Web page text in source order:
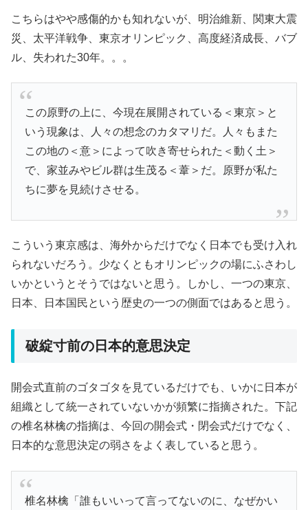
こちらはやや感傷的かも知れないが、明治維新、関東大震
災、太平洋戦争、東京オリンピック、高度経済成長、バブ
ル、失われた30年。。。
この原野の上に、今現在展開されている＜東京＞と
いう現象は、人々の想念のカタマリだ。人々もまた
この地の＜意＞によって吹き寄せられた＜動く土＞
で、家並みやビル群は生茂る＜葦＞だ。原野が私た
ちに夢を見続けさせる。
こういう東京感は、海外からだけでなく日本でも受け入れ
られないだろう。少なくともオリンピックの場にふさわし
いかというとそうではないと思う。しかし、一つの東京、
日本、日本国民という歴史の一つの側面ではあると思う。
破綻寸前の日本的意思決定
開会式直前のゴタゴタを見ているだけでも、いかに日本が
組織として統一されていないかが頻繁に指摘された。下記
の椎名林檎の指摘は、今回の開会式・閉会式だけでなく、
日本的な意思決定の弱さをよく表していると思う。
椎名林檎「誰もいいって言ってないのに、なぜかい